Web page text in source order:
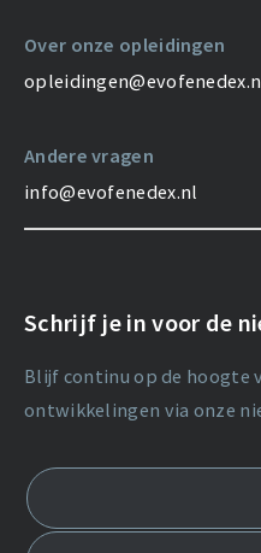
Over onze opleidingen
Andere vragen
info@evofenedex.nl
Schrijf je in voor de
Blijf continu op de hoogte
ontwikkelingen via onze